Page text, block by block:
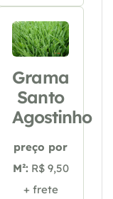
Grama
Santo
Agostinho
preço por
M²: R$ 9,50
+ frete